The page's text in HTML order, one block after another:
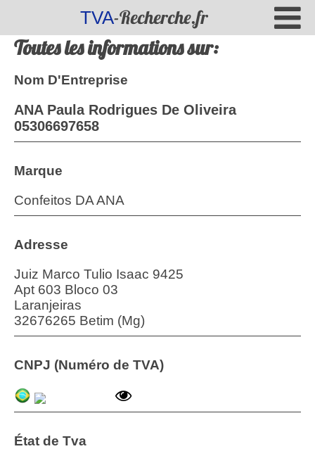
TVA-Recherche.fr
Toutes les informations sur:
Nom D'Entreprise
ANA Paula Rodrigues De Oliveira
05306697658
Marque
Confeitos DA ANA
Adresse
Juiz Marco Tulio Isaac 9425
Apt 603 Bloco 03
Laranjeiras
32676265 Betim (Mg)
CNPJ (Numéro de TVA)
État de Tva